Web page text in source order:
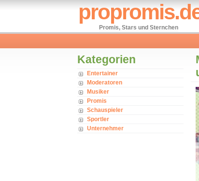
Promis, Stars und Sternchen
Kategorien
Entertainer
Moderatoren
Musiker
Promis
Schauspieler
Sportler
Unternehmer